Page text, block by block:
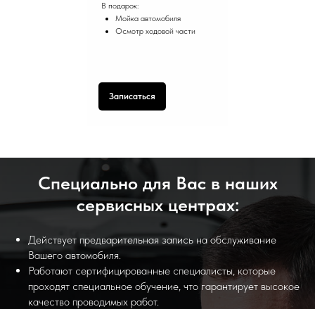
В подарок:
Мойка автомобиля
Осмотр ходовой части
Записаться
Специально для Вас в наших
сервисных центрах:
Действует предварительная запись на обслуживание
Вашего автомобиля.
Работают сертифицированные специалисты, которые
проходят специальное обучение, что гарантирует высокое
качество проводимых работ.